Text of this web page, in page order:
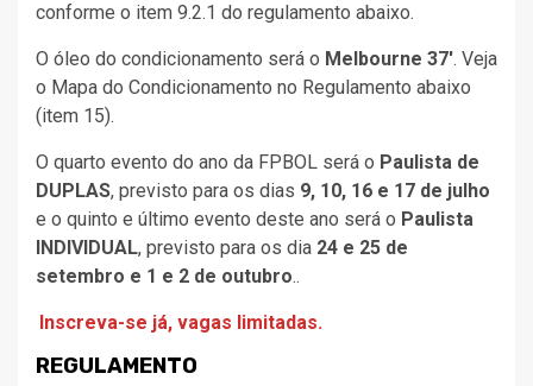
conforme o item 9.2.1 do regulamento abaixo.
O óleo do condicionamento será o Melbourne 37′. Veja
o Mapa do Condicionamento no Regulamento abaixo
(item 15).
O quarto evento do ano da FPBOL será o Paulista de
DUPLAS, previsto para os dias 9, 10, 16 e 17 de julho
e o quinto e último evento deste ano será o Paulista
INDIVIDUAL, previsto para os dia 24 e 25 de
setembro e 1 e 2 de outubro..
Inscreva-se já, vagas limitadas.
REGULAMENTO